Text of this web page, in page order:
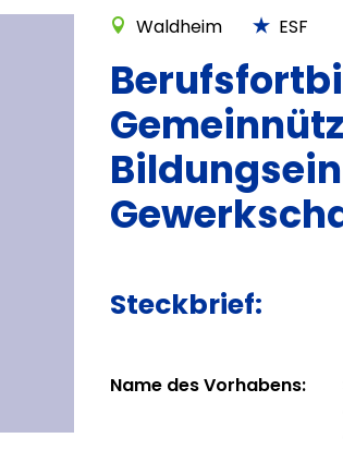
Waldheim ESF
Steckbrief:
Name des Vorhabens: